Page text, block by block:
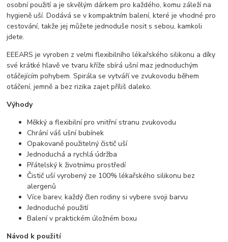
osobní použití a je skvělým dárkem pro každého, komu záleží na
hygieně uší. Dodává se v kompaktním balení, které je vhodné pro
cestování, takže jej můžete jednoduše nosit s sebou, kamkoli
jdete.
EEEARS je vyroben z velmi flexibilního lékařského silikonu a díky
své krátké hlavě ve tvaru kříže sbírá ušní maz jednoduchým
otáčejícím pohybem. Spirála se vytváří ve zvukovodu během
otáčení, jemně a bez rizika zajet příliš daleko.
Výhody
Měkký a flexibilní pro vnitřní stranu zvukovodu
Chrání váš ušní bubínek
Opakovaně použitelný čistič uší
Jednoduchá a rychlá údržba
Přátelský k životnímu prostředí
Čistič uší vyrobený ze 100% lékařského silikonu bez
alergenů
Více barev, každý člen rodiny si vybere svoji barvu
Jednoduché použití
Balení v praktickém úložném boxu
Návod k použití